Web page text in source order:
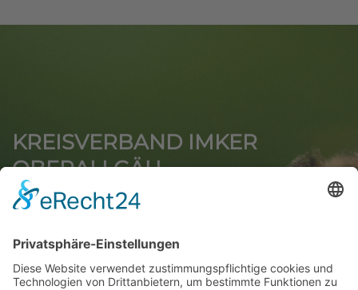
KREISVERBAND IMKER
OBERALLGÄU
1. Vorsitzende
Beim Obermüller 2
87534 Oberstaufen